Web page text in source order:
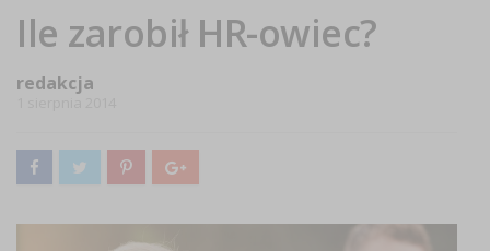
Ile zarobił HR-owiec?
redakcja